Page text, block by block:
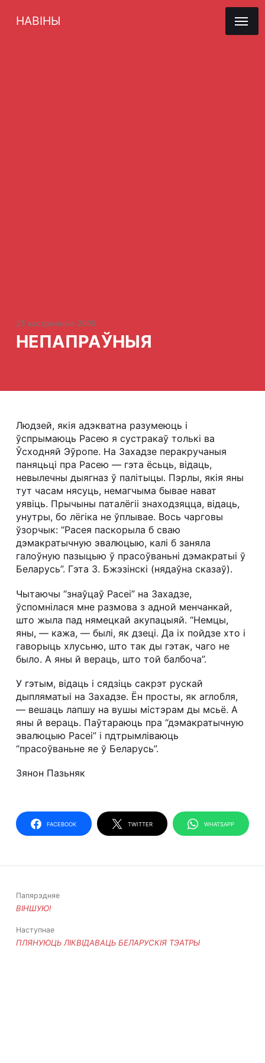
НАВІНЫ
25 кастрычніка 2005
НЕПАПРАЎНЫЯ
Людзей, якія адэкватна разумеюць і
ўспрымаюць Расею я сустракаў толькі ва
Ўсходняй Эўропе. На Захадзе перакручаныя
паняцьці пра Расею — гэта ёсьць, відаць,
невылечны дыягназ ў палітыцы. Пэрлы, якія яны
тут часам нясуць, немагчыма бывае нават
уявіць. Прычыны паталёгіі знаходзяцца, відаць,
унутры, бо лёгіка не ўплывае. Вось чарговы
ўзорчык: “Расея паскорыла б сваю
дэмакратычную эвалюцыю, калі б заняла
галоўную пазыцыю ў прасоўваньні дэмакратыі ў
Беларусь”. Гэта З. Бжэзінскі (нядаўна сказаў).
Чытаючы “знаўцаў Расеі” на Захадзе,
ўспомнілася мне размова з адной менчанкай,
што жыла пад нямецкай акупацыяй. “Немцы,
яны, — кажа, — былі, як дзеці. Да іх пойдзе хто і
гаворыць хлусьню, што так ды гэтак, чаго не
было. А яны й вераць, што той балбоча”.
У гэтым, відаць і сядзіць сакрэт рускай
дыпляматыі на Захадзе. Ён просты, як аглобля,
— вешаць лапшу на вушы містэрам ды мсьё. А
яны й вераць. Паўтараюць пра “дэмакратычную
эвалюцыю Расеі” і пдтрымліваюць
“прасоўваньне яе ў Беларусь”.
Зянон Пазьняк
FACEBOOK TWITTER WHATSAPP
Папярэдняе
ВІНШУЮ!
Наступнае
ПЛЯНУЮЦЬ ЛІКВІДАВАЦЬ БЕЛАРУСКІЯ ТЭАТРЫ